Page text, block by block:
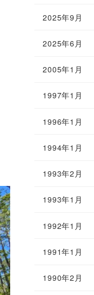
2025年9月
2025年6月
2005年1月
1997年1月
1996年1月
1994年1月
1993年2月
1993年1月
1992年1月
1991年1月
1990年2月